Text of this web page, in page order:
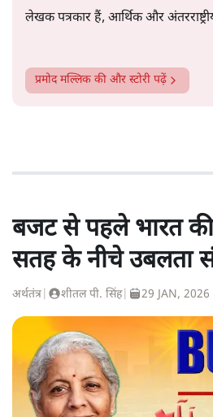
लेखक पत्रकार हैं, आर्थिक और
प्रमोद मल्लिक की और स्टोरी पढ़ें
बजट से पहले भारत की
सतह के नीचे उबलता
अर्थतंत्र शीतल पी. सिंह| 29 JAN, 2026